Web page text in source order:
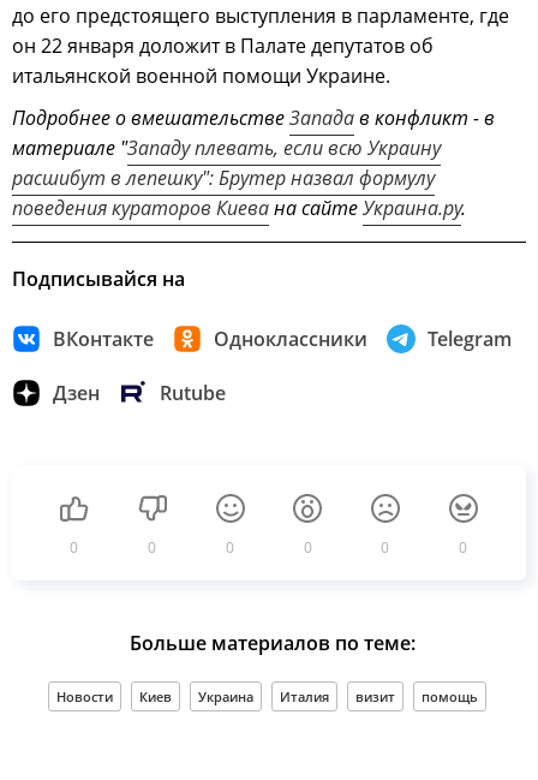
до его предстоящего выступления в парламенте, где
он 22 января доложит в Палате депутатов об
итальянской военной помощи Украине.
Подробнее о вмешательствеЗападав конфликт - в
материале "Западу плевать, если всю Украину
расшибут в лепешку": Брутер назвал формулу
поведения кураторов Киевана сайтеУкраина.ру.
Подписывайся на
ВКонтакте Одноклассники Telegram
Дзен Rutube
0 0 0 0 0 0
Больше материалов по теме:
Новости Киев Украина Италия визит помощь